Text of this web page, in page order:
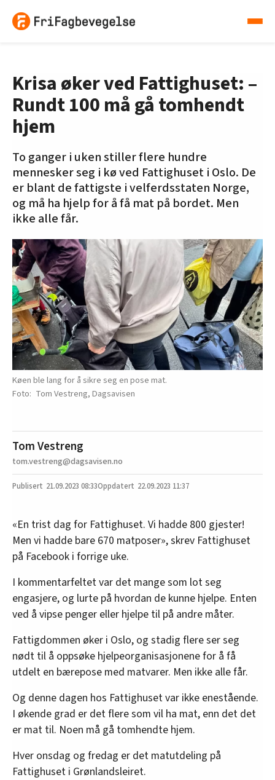
Krisa øker ved Fattighuset: –
Rundt 100 må gå tomhendt
hjem
To ganger i uken stiller flere hundre
mennesker seg i kø ved Fattighuset i Oslo. De
er blant de fattigste i velferdsstaten Norge,
og må ha hjelp for å få mat på bordet. Men
ikke alle får.
Køen ble lang for å sikre seg en pose mat.
Tom Vestreng, Dagsavisen
Tom Vestreng
tom.vestreng@dagsavisen.no
21.09.2023 08:33 22.09.2023 11:37
«En trist dag for Fattighuset. Vi hadde 800 gjester!
Men vi hadde bare 670 matposer», skrev Fattighuset
på Facebook i forrige uke.
I kommentarfeltet var det mange som lot seg
engasjere, og lurte på hvordan de kunne hjelpe. Enten
ved å vipse penger eller hjelpe til på andre måter.
Fattigdommen øker i Oslo, og stadig flere ser seg
nødt til å oppsøke hjelpeorganisasjonene for å få
utdelt en bærepose med matvarer. Men ikke alle får.
Og denne dagen hos Fattighuset var ikke enestående.
I økende grad er det flere som vil ha mat, enn det det
er mat til. Noen må gå tomhendte hjem.
Hver onsdag og fredag er det matutdeling på
Fattighuset i Grønlandsleiret.